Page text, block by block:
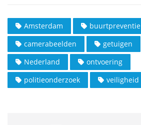
Amsterdam
buurtpreventie
camerabeelden
getuigen
Nederland
ontvoering
politieonderzoek
veiligheid